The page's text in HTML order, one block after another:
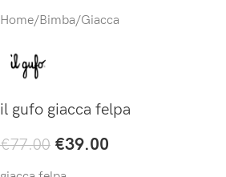
Home/Bimba/Giacca
il gufo giacca felpa
€77.00 €39.00